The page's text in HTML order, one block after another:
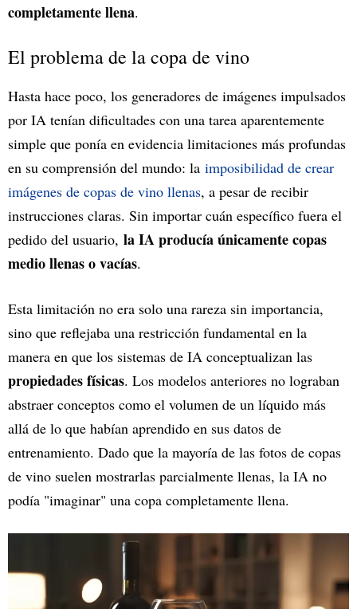
completamente llena.
El problema de la copa de vino
Hasta hace poco, los generadores de imágenes impulsados
por IA tenían dificultades con una tarea aparentemente
simple que ponía en evidencia limitaciones más profundas
en su comprensión del mundo: la imposibilidad de crear
imágenes de copas de vino llenas, a pesar de recibir
instrucciones claras. Sin importar cuán específico fuera el
pedido del usuario, la IA producía únicamente copas
medio llenas o vacías.
Esta limitación no era solo una rareza sin importancia,
sino que reflejaba una restricción fundamental en la
manera en que los sistemas de IA conceptualizan las
propiedades físicas. Los modelos anteriores no lograban
abstraer conceptos como el volumen de un líquido más
allá de lo que habían aprendido en sus datos de
entrenamiento. Dado que la mayoría de las fotos de copas
de vino suelen mostrarlas parcialmente llenas, la IA no
podía "imaginar" una copa completamente llena.